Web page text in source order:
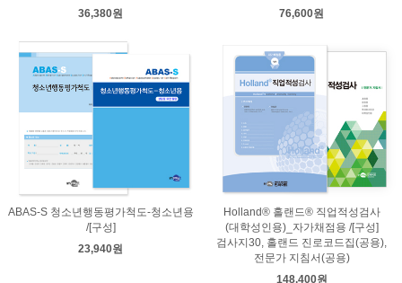
36,380원 76,600원
ABAS-S 청소년행동평가척도-청소년용
/[구성]
23,940원
Holland® 홀랜드® 직업적성검사
(대학성인용)_자가채점용 /[구성]
검사지30, 홀랜드 진로코드집(공용),
전문가 지침서(공용)
148,400원